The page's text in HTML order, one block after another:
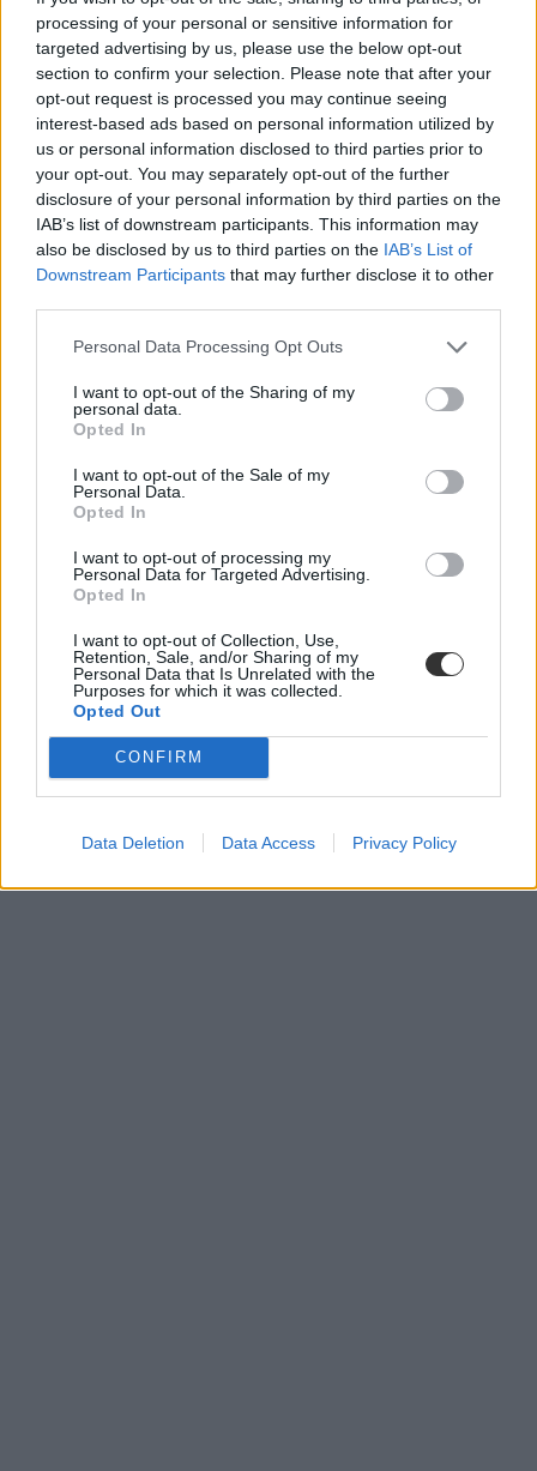
processing of your personal or sensitive information for
targeted advertising by us, please use the below opt-out
section to confirm your selection. Please note that after your
opt-out request is processed you may continue seeing
interest-based ads based on personal information utilized by
us or personal information disclosed to third parties prior to
your opt-out. You may separately opt-out of the further
disclosure of your personal information by third parties on the
IAB’s list of downstream participants. This information may
also be disclosed by us to third parties on the IAB’s List of
Downstream Participants that may further disclose it to other
Personal Data Processing Opt Outs
I want to opt-out of the Sharing of my
personal data.
Opted In
I want to opt-out of the Sale of my
Personal Data.
Opted In
I want to opt-out of processing my
Personal Data for Targeted Advertising.
Opted In
I want to opt-out of Collection, Use,
Retention, Sale, and/or Sharing of my
Personal Data that Is Unrelated with the
Purposes for which it was collected.
Opted Out
CONFIRM
Data Deletion Data Access Privacy Policy
Izrael
háború
tartalékos katona
izraeli háború